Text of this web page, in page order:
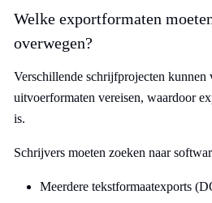
Welke exportformaten
overwegen?
Verschillende schrijfprojecten kunnen
uitvoerformaten vereisen, waardoor
is.
Schrijvers moeten zoeken naar
Meerdere tekstformaatexports